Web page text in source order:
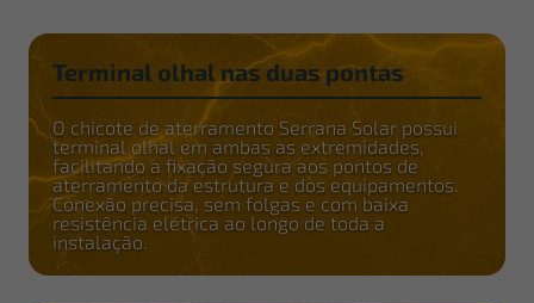
Terminal olhal nas duas pontas
O chicote de aterramento Serrana Solar possui
terminal olhal em ambas as extremidades,
facilitando a fixação segura aos pontos de
aterramento da estrutura e dos equipamentos.
Conexão precisa, sem folgas e com baixa
resistência elétrica ao longo de toda a
instalação.